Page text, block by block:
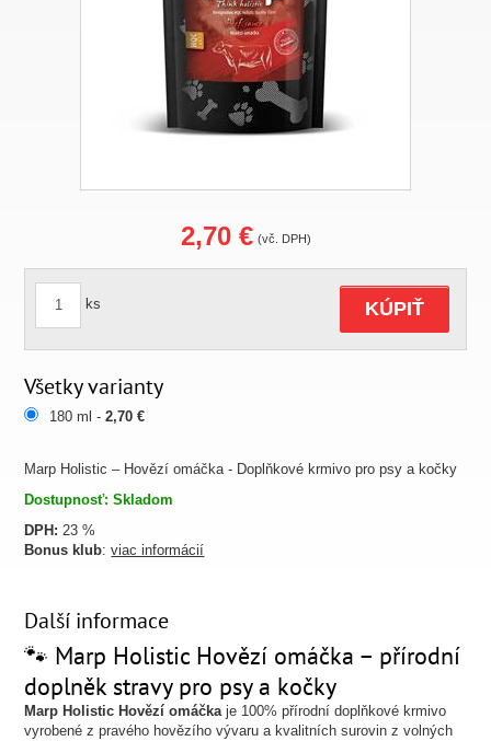
Marp Holistic – Hovězí omáčka - Doplňkové krmivo pro psy a kočky
Dostupnosť: Skladom
DPH: 23 %
Bonus klub:viac informácií
2,70 € (vč. DPH)
ks KÚPIŤ
Všetky varianty
180 ml -2,70 €
Další informace
🐾 Marp Holistic Hovězí omáčka – přírodní
doplněk stravy pro psy a kočky
Marp Holistic Hovězí omáčkaje 100% přírodní doplňkové krmivo
vyrobené z pravého hovězího vývaru a kvalitních surovin z volných